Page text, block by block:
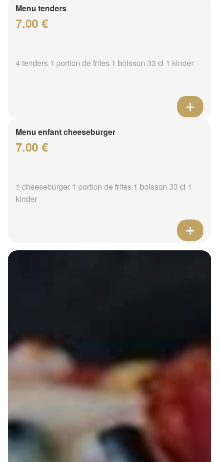
Menu tenders
7.00 €
4 tenders 1 portion de frites 1 boisson 33 cl 1 kinder
Menu enfant cheeseburger
7.00 €
1 cheeseburger 1 portion de frites 1 boisson 33 cl 1
kinder